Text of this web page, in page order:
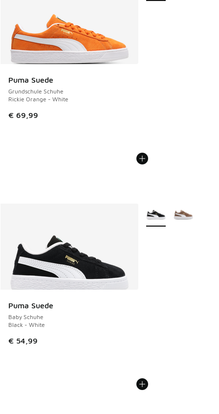
Puma Suede
Grundschule Schuhe
Rickie Orange - White
€ 69,99
Puma Suede
Baby Schuhe
Black - White
€ 54,99
Weitere Farben